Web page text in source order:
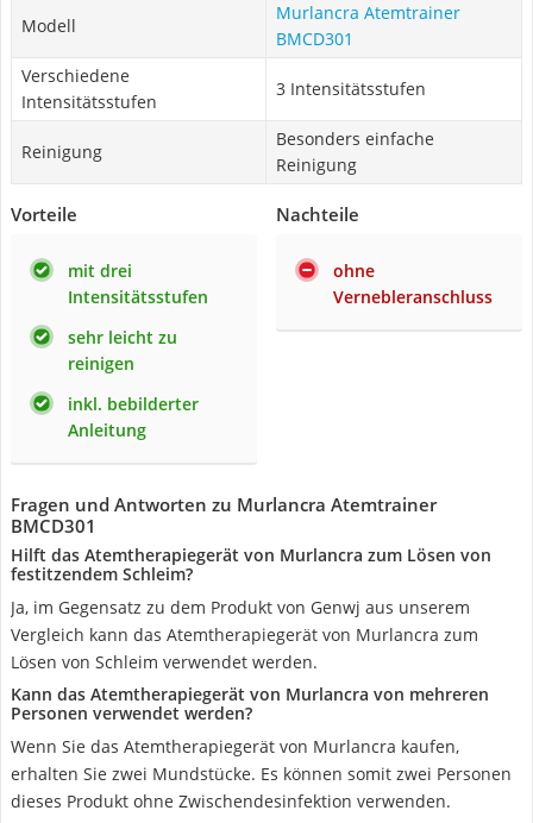
Modell
Murlancra Atemtrainer
BMCD301
Verschiedene
Intensitätsstufen
3 Intensitätsstufen
Reinigung
Besonders einfache
Reinigung
Vorteile
mit drei
Intensitätsstufen
sehr leicht zu
reinigen
inkl. bebilderter
Anleitung
Nachteile
ohne
Vernebleranschluss
Fragen und Antworten zu Murlancra Atemtrainer
BMCD301
Hilft das Atemtherapiegerät von Murlancra zum Lösen von
festitzendem Schleim?
Ja, im Gegensatz zu dem Produkt von Genwj aus unserem
Vergleich kann das Atemtherapiegerät von Murlancra zum
Lösen von Schleim verwendet werden.
Kann das Atemtherapiegerät von Murlancra von mehreren
Personen verwendet werden?
Wenn Sie das Atemtherapiegerät von Murlancra kaufen,
erhalten Sie zwei Mundstücke. Es können somit zwei Personen
dieses Produkt ohne Zwischendesinfektion verwenden.